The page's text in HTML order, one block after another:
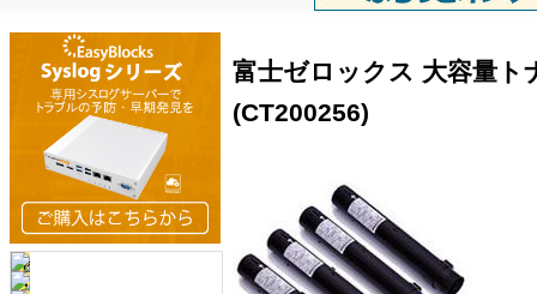
富士ゼロックス 大容量
(CT200256)